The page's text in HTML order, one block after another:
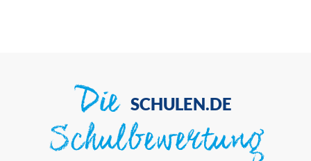
Die SCHULEN.DE
Schulbewertung